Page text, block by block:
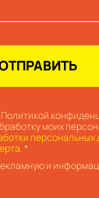
моих
персональных
*
и